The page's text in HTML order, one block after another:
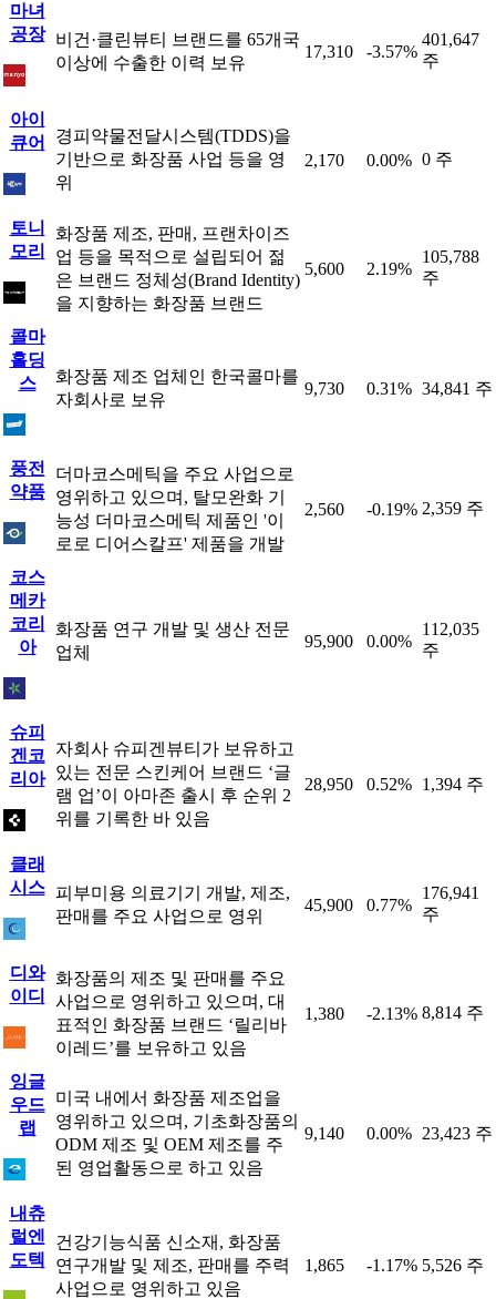
마녀
공장
비건·클린뷰티 브랜드를 65개국
이상에 수출한 이력 보유
17,310 -3.57%
401,647
주
아이
큐어
경피약물전달시스템(TDDS)을
기반으로 화장품 사업 등을 영
위
2,170 0.00% 0 주
토니
모리
화장품 제조, 판매, 프랜차이즈
업 등을 목적으로 설립되어 젊
은 브랜드 정체성(Brand Identity)
을 지향하는 화장품 브랜드
5,600 2.19%
105,788
주
콜마
홀딩
스
화장품 제조 업체인 한국콜마를
자회사로 보유
9,730 0.31% 34,841 주
풍전
약품
더마코스메틱을 주요 사업으로
영위하고 있으며, 탈모완화 기
능성 더마코스메틱 제품인 '이
로로 디어스칼프' 제품을 개발
2,560 -0.19% 2,359 주
코스
메카
코리
아
화장품 연구 개발 및 생산 전문
업체
95,900 0.00%
112,035
주
슈피
겐코
리아
자회사 슈피겐뷰티가 보유하고
있는 전문 스킨케어 브랜드 ‘글
램 업’이 아마존 출시 후 순위 2
위를 기록한 바 있음
28,950 0.52% 1,394 주
클래
시스
피부미용 의료기기 개발, 제조,
판매를 주요 사업으로 영위
45,900 0.77%
176,941
주
디와
이디
화장품의 제조 및 판매를 주요
사업으로 영위하고 있으며, 대
표적인 화장품 브랜드 ‘릴리바
이레드’를 보유하고 있음
1,380 -2.13% 8,814 주
잉글
우드
랩
미국 내에서 화장품 제조업을
영위하고 있으며, 기초화장품의
ODM 제조 및 OEM 제조를 주
된 영업활동으로 하고 있음
9,140 0.00% 23,423 주
내츄
럴엔
도텍
건강기능식품 신소재, 화장품
연구개발 및 제조, 판매를 주력
사업으로 영위하고 있음
1,865 -1.17% 5,526 주